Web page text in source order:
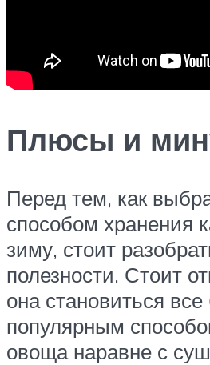
Плюсы и
Перед тем, как
способом хранения
зиму, стоит
полезности. Стоит
она становиться
популярным
овоща наравне с